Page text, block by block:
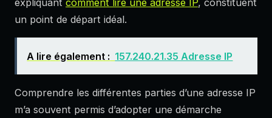
expliquant comment lire une adresse IP, constituent
un point de départ idéal.
A lire également : 157.240.21.35 Adresse IP
Comprendre les différentes parties d’une adresse IP
m’a souvent permis d’adopter une démarche